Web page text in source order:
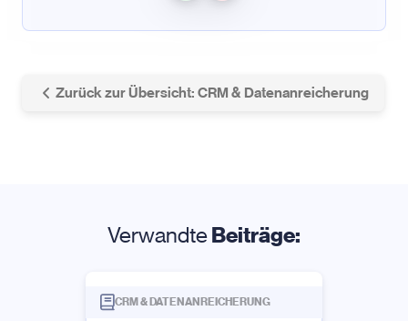
Zurück zur Übersicht: CRM & Datenanreicherung
VerwandteBeiträge:
CRM & DATENANREICHERUNG